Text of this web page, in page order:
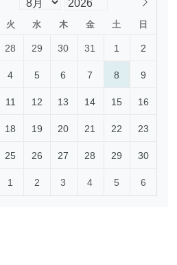
火 水 木 金 土 日
28 29 30 31 1 2
4 5 6 7 8 9
11 12 13 14 15 16
18 19 20 21 22 23
25 26 27 28 29 30
1 2 3 4 5 6